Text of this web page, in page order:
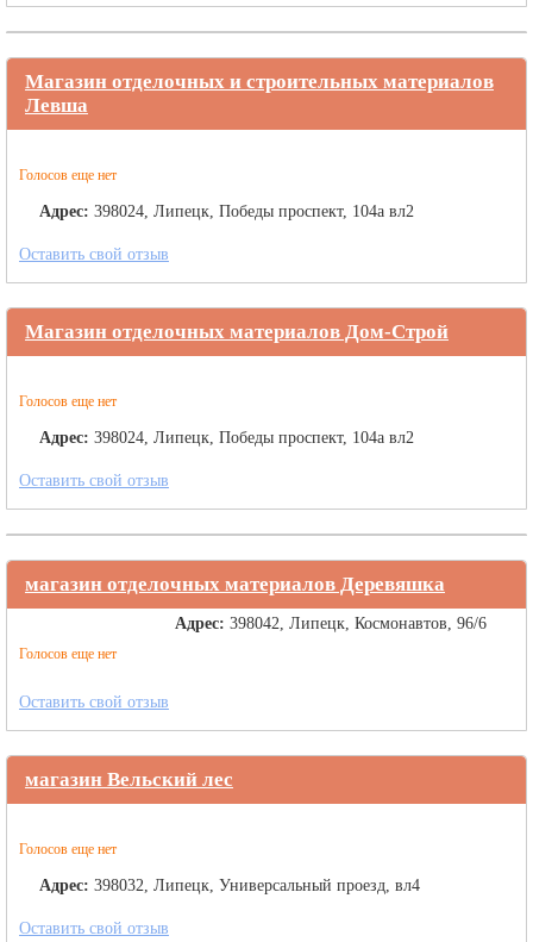
Магазин отделочных и строительных материалов
Левша
Голосов еще нет
Адрес: 398024, Липецк, Победы проспект, 104а вл2
Оставить свой отзыв
Магазин отделочных материалов Дом-Строй
Голосов еще нет
Адрес: 398024, Липецк, Победы проспект, 104а вл2
Оставить свой отзыв
магазин отделочных материалов Деревяшка
Голосов еще нет
Адрес: 398042, Липецк, Космонавтов, 96/6
Оставить свой отзыв
магазин Вельский лес
Голосов еще нет
Адрес: 398032, Липецк, Универсальный проезд, вл4
Оставить свой отзыв